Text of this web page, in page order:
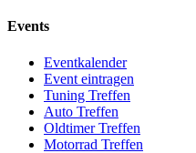
Events
Eventkalender
Event eintragen
Tuning Treffen
Auto Treffen
Oldtimer Treffen
Motorrad Treffen